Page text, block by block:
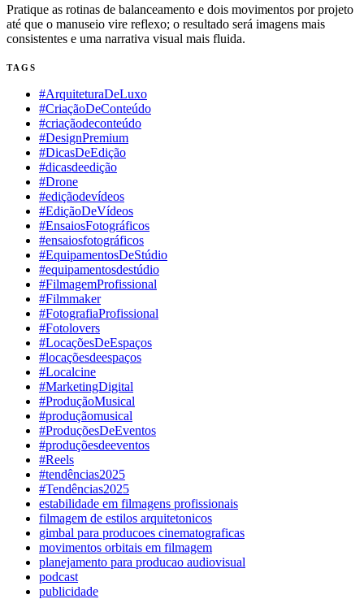
Pratique as rotinas de balanceamento e dois movimentos por projeto
até que o manuseio vire reflexo; o resultado será imagens mais
consistentes e uma narrativa visual mais fluida.
TAGS
#ArquiteturaDeLuxo
#CriaçãoDeConteúdo
#criaçãodeconteúdo
#DesignPremium
#DicasDeEdição
#dicasdeedição
#Drone
#ediçãodevídeos
#EdiçãoDeVídeos
#EnsaiosFotográficos
#ensaiosfotográficos
#EquipamentosDeStúdio
#equipamentosdestúdio
#FilmagemProfissional
#Filmmaker
#FotografiaProfissional
#Fotolovers
#LocaçõesDeEspaços
#locaçõesdeespaços
#Localcine
#MarketingDigital
#ProduçãoMusical
#produçãomusical
#ProduçõesDeEventos
#produçõesdeeventos
#Reels
#tendências2025
#Tendências2025
estabilidade em filmagens profissionais
filmagem de estilos arquitetonicos
gimbal para producoes cinematograficas
movimentos orbitais em filmagem
planejamento para producao audiovisual
podcast
publicidade